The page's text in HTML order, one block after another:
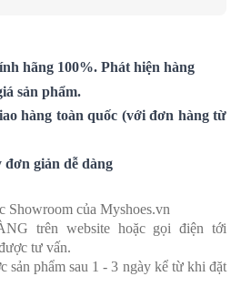
hãng 100%. Phát hiện hàng
sản phẩm.
hàng toàn quốc (với đơn hàng từ
giản dễ dàng
Showroom của Myshoes.vn
trên website hoặc gọi điện tới
tư vấn.
sản phẩm sau 1 - 3 ngày kể từ khi đặt